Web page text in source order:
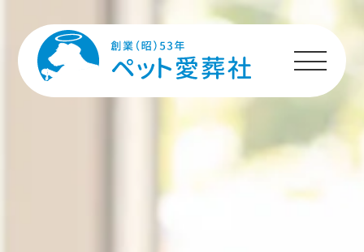
HOME
プランのご案内
施設のご案内
メッセージ